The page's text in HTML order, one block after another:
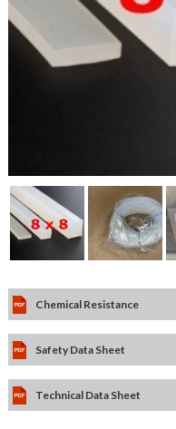
Chemical Resistance
Safety Data Sheet
Technical Data Sheet